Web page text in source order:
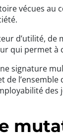
vécues
de
qui permet à
signature